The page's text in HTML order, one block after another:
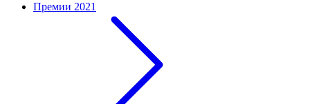
Премии 2021